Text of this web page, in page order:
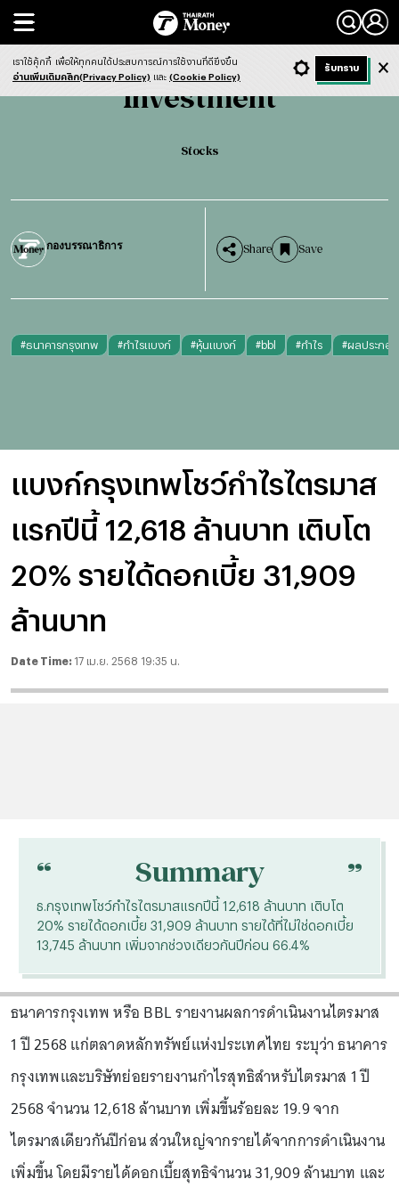
Search
Investment Stocks
Investment
Stocks
กองบรรณาธิการ Share Save
#ธนาคารกรุงเทพ #กําไรแบงก์ #หุ้นแบงก์ #bbl #กําไร #ผลประกอ
แบงก์กรุงเทพโชว์กำไรไตรมาส
แรกปีนี้ 12,618 ล้านบาท เติบโต
20% รายได้ดอกเบี้ย 31,909
ล้านบาท
Date Time: 17 เม.ย. 2568 19:35 น.
- ก + ก Dark ฟังข่าว
“ Summary “
ธ.กรุงเทพโชว์กำไรไตรมาสแรกปีนี้ 12,618 ล้านบาท เติบโต
20% รายได้ดอกเบี้ย 31,909 ล้านบาท รายได้ที่ไม่ใช่ดอกเบี้ย
13,745 ล้านบาท เพิ่มจากช่วงเดียวกันปีก่อน 66.4%
ธนาคารกรุงเทพ หรือ BBL รายงานผลการดำเนินงานไตรมาส
1 ปี 2568 แก่ตลาดหลักทรัพย์แห่งประเทศไทย ระบุว่า ธนาคาร
กรุงเทพและบริษัทย่อยรายงานกำไรสุทธิสำหรับไตรมาส 1 ปี
2568 จำนวน 12,618 ล้านบาท เพิ่มขึ้นร้อยละ 19.9 จาก
ไตรมาสเดียวกันปีก่อน ส่วนใหญ่จากรายได้จากการดำเนินงาน
เพิ่มขึ้น โดยมีรายได้ดอกเบี้ยสุทธิจำนวน 31,909 ล้านบาท และ
เราใช้คุ้กกี้ เพื่อให้ทุกคนได้ประสบการณ์การใช้งานที่ดียิ่งขึ้น
อ่านเพิ่มเติมคลิก(Privacy Policy) และ (Cookie Policy)
รับทราบ